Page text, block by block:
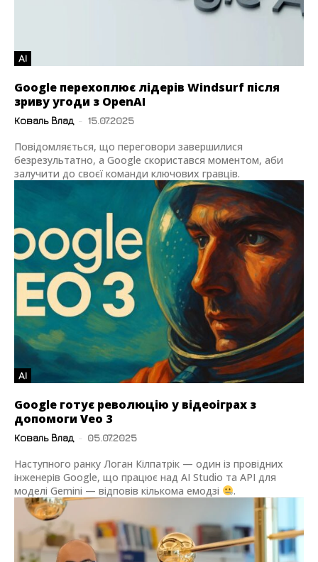
AI
Google перехоплює лідерів Windsurf після
зриву угоди з OpenAI
Коваль Влад - 15.07.2025
Повідомляється, що переговори завершилися
безрезультатно, а Google скористався моментом, аби
залучити до своєї команди ключових гравців.
AI
Google готує революцію у відеоіграх з
допомоги Veo 3
Коваль Влад - 05.07.2025
Наступного ранку Логан Кілпатрік — один із провідних
інженерів Google, що працює над AI Studio та API для
моделі Gemini — відповів кількома емодзі
.